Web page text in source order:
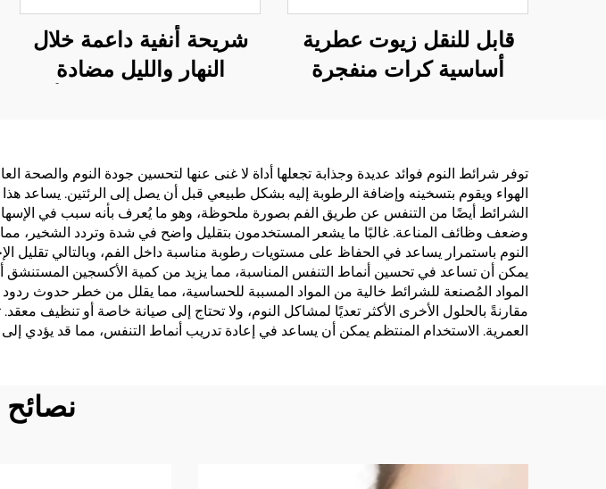
قابل للنقل زيوت عطرية
أساسية كرات منفجرة
شريحة أنفية داعمة خلال
النهار والليل مضادة
قوي
توفر شرائط النوم فوائد عديدة وجذابة تجعلها أداة لا غنى عنها لتحسين جودة النوم
الهواء ويقوم بتسخينه وإضافة الرطوبة إليه بشكل طبيعي قبل أن يصل إلى الرئتين. يساعد
الشرائط أيضًا من التنفس عن طريق الفم بصورة ملحوظة، وهو ما يُعرف بأنه سبب في
وضعف وظائف المناعة. غالبًا ما يشعر المستخدمون بتقليل واضح في شدة وتردد الشخير،
النوم باستمرار يساعد في الحفاظ على مستويات رطوبة مناسبة داخل الفم، وبالتالي
يمكن أن تساعد في تحسين أنماط التنفس المناسبة، مما يزيد من كمية الأكسجين المستنشق
المواد المُصنعة للشرائط خالية من المواد المسببة للحساسية، مما يقلل من خطر حدوث
مقارنةً بالحلول الأخرى الأكثر تعديًا لمشاكل النوم، ولا تحتاج إلى صيانة خاصة أو تنظيف
العمرية. الاستخدام المنتظم يمكن أن يساعد في إعادة تدريب أنماط التنفس، مما قد يؤدي